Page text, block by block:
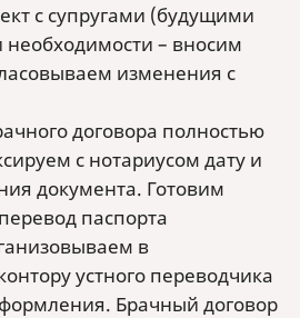
с супругами (будущими
необходимости – вносим
изменения с
договора полностью
с нотариусом дату и
документа. Готовим
паспорта
в
устного переводчика
Брачный договор